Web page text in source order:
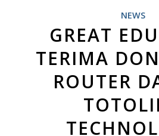
NEWS
GREAT
TERIMA
ROUTER